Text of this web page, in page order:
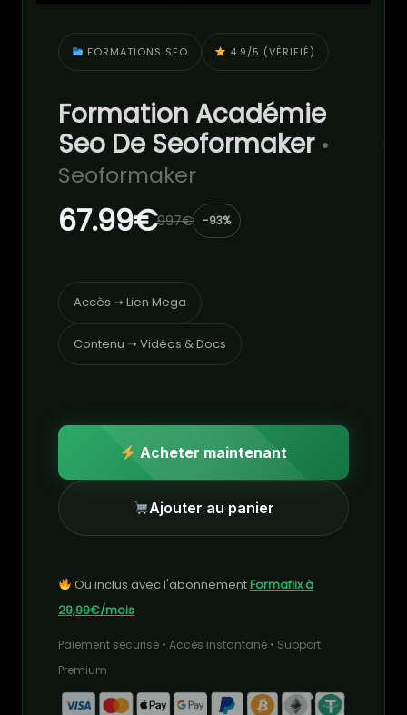
FORMATIONS SEO 4.9/5 (VÉRIFIÉ)
Formation Académie
Seo De Seoformaker •
Seoformaker
67.99€997€ -93%
Accès ➝ Lien Mega
Contenu ➝ Vidéos & Docs
Acheter maintenant
Ajouter au panier
Ou inclus avec l'abonnementFormaflix à
29,99€/mois
Paiement sécurisé • Accès instantané • Support
Premium